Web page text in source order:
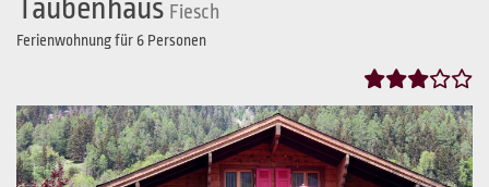
Taubenhaus Fiesch
Ferienwohnung für 6 Personen